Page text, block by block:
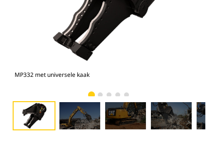
MP332 met universele kaak